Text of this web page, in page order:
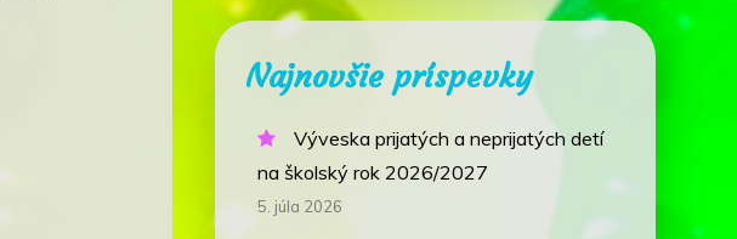
Najnovšie príspevky
Výveska prijatých a neprijatých detí
na školský rok 2026/2027
5. júla 2026